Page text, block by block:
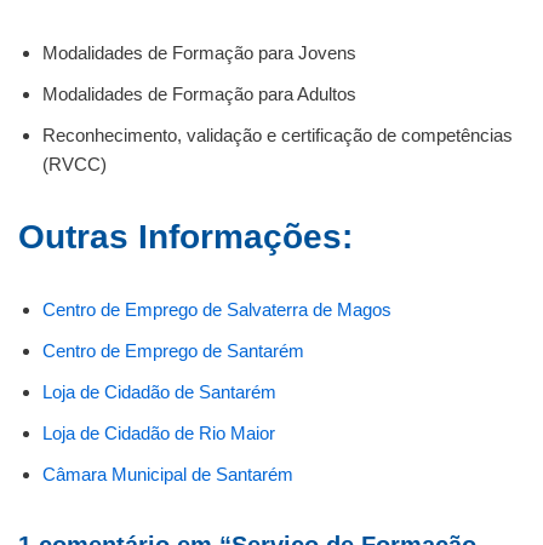
Modalidades de Formação para Jovens
Modalidades de Formação para Adultos
Reconhecimento, validação e certificação de competências
(RVCC)
Outras Informações:
Centro de Emprego de Salvaterra de Magos
Centro de Emprego de Santarém
Loja de Cidadão de Santarém
Loja de Cidadão de Rio Maior
Câmara Municipal de Santarém